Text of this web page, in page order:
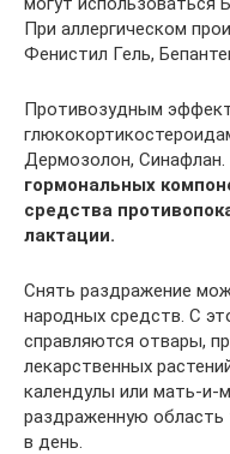
При аллергическом
Фенистил Гель,
Противозудным
Дермозолон, Синафлан.
гормональных
средства
лактации.
Снять раздражение
народных средств. С
справляются отвары,
лекарственных
календулы или мать-и-
раздраженную область
в день.